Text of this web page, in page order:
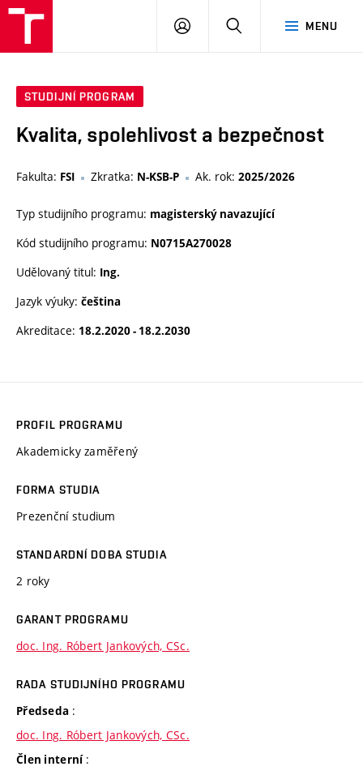
MENU
PŘIHLÁSIT
STUDIJNÍ PROGRAM
Kvalita, spolehlivost a bezpečnost
Fakulta: FSI Zkratka: N-KSB-P Ak. rok: 2025/2026
Typ studijního programu: magisterský navazující
Kód studijního programu: N0715A270028
Udělovaný titul: Ing.
Jazyk výuky: čeština
Akreditace: 18.2.2020 - 18.2.2030
PROFIL PROGRAMU
Akademicky zaměřený
FORMA STUDIA
Prezenční studium
STANDARDNÍ DOBA STUDIA
2 roky
GARANT PROGRAMU
doc. Ing. Róbert Jankových, CSc.
RADA STUDIJNÍHO PROGRAMU
Předseda :
doc. Ing. Róbert Jankových, CSc.
Člen interní :